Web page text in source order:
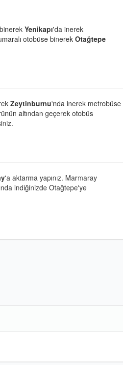
Yenikapı'da inerek
otobüse binerekOtağtepe
Zeytinburnu'nda inerek metrobüse
altından geçerek otobüs
'a aktarma yapınız. Marmaray
indiğinizde Otağtepe'ye